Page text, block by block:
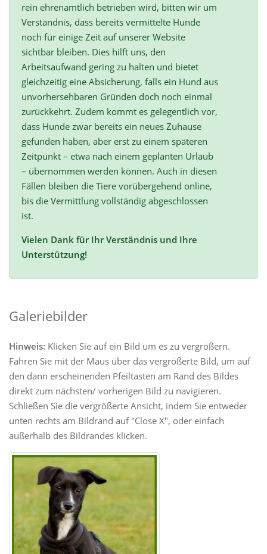
rein ehrenamtlich betrieben wird, bitten wir um
Verständnis, dass bereits vermittelte Hunde
noch für einige Zeit auf unserer Website
sichtbar bleiben. Dies hilft uns, den
Arbeitsaufwand gering zu halten und bietet
gleichzeitig eine Absicherung, falls ein Hund aus
unvorhersehbaren Gründen doch noch einmal
zurückkehrt. Zudem kommt es gelegentlich vor,
dass Hunde zwar bereits ein neues Zuhause
gefunden haben, aber erst zu einem späteren
Zeitpunkt – etwa nach einem geplanten Urlaub
– übernommen werden können. Auch in diesen
Fällen bleiben die Tiere vorübergehend online,
bis die Vermittlung vollständig abgeschlossen
ist.
Vielen Dank für Ihr Verständnis und Ihre
Unterstützung!
Galeriebilder
Hinweis: Klicken Sie auf ein Bild um es zu vergrößern.
Fahren Sie mit der Maus über das vergrößerte Bild, um auf
den dann erscheinenden Pfeiltasten am Rand des Bildes
direkt zum nächsten/ vorherigen Bild zu navigieren.
Schließen Sie die vergrößerte Ansicht, indem Sie entweder
unten rechts am Bildrand auf "Close X", oder einfach
außerhalb des Bildrandes klicken.